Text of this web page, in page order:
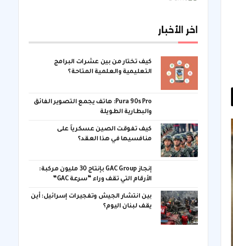
اخر الأخبار
كيف تختار من بين عشرات البرامج
التعليمية والعلمية المتاحة؟
Pura 90s Pro: هاتف يجمع التصوير الفائق
والبطارية الطويلة
كيف تفوقت الصين عسكرياً على
منافسيها في هذا العقد؟
إنجاز GAC Group بإنتاج 30 مليون مركبة:
الأرقام التي تقف وراء “سرعة GAC”
بين انتشار الجيش وتفجيرات إسرائيل: أين
يقف لبنان اليوم؟